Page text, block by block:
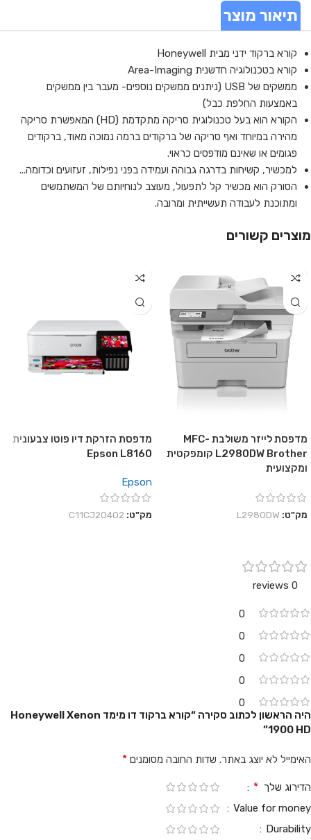
תיאור מוצר
קורא ברקוד ידני מבית Honeywell
קורא בטכנולוגיה חדשנית Area-Imaging
ממשקים של USB (ניתנים ממשקים נוספים- מעבר בין ממשקים
באמצעות החלפת כבל)
הקורא הוא בעל טכנולוגית סריקה מתקדמת (HD) המאפשרת סריקה
מהירה במיוחד ואף סריקה של ברקודים ברמה נמוכה מאוד, ברקודים
פגומים או שאינם מודפסים כראוי.
למכשיר, קשיחות בדרגה גבוהה ועמידה בפני נפילות, זעזועים וכדומה...
הסורק הוא מכשיר קל לתפעול, מעוצב לנוחיותם של המשתמשים
ומתוכנת לעבודה תעשייתית ומרובה.
מוצרים קשורים
מדפסת לייזר משולבת MFC-
L2980DW Brother קומפקטית
ומקצועית
מק"ט: L2980DW
מדפסת הזרקת דיו פוטו צבעונית
Epson L8160
Epson
מק"ט: C11CJ20402
0 reviews
0
0
0
0
0
היה הראשון לכתוב סקירה “קורא ברקוד דו מימד Honeywell Xenon
1900 HD”
האימייל לא יוצג באתר. שדות החובה מסומנים *
הדירוג שלך *
Value for money
Durability